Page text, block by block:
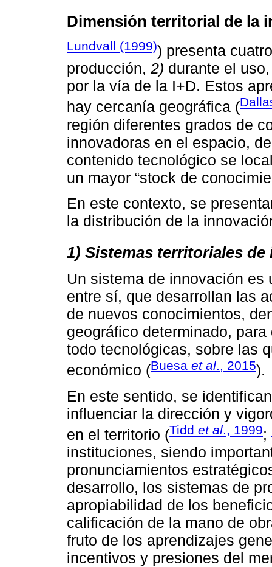
Dimensión territorial de la
Lundvall (1999)) presenta
producción, 2) durante el
por la vía de la I+D. Estos
hay cercanía geográfica (
región diferentes grados de
innovadoras en el espacio,
contenido tecnológico se
un mayor “stock de
En este contexto, se
la distribución de la
1) Sistemas territoriales de
Un sistema de innovación
entre sí, que desarrollan las
de nuevos conocimientos,
geográfico determinado,
todo tecnológicas, sobre las
económico (Buesa et al., 2015).
En este sentido, se
influenciar la dirección y
en el territorio (Tidd et al ., 1999;
instituciones, siendo
pronunciamientos
desarrollo, los sistemas de
apropiabilidad de los
calificación de la mano de
fruto de los aprendizajes
incentivos y presiones del